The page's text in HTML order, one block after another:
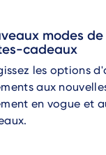
modes
cadeaux
les options
aux
en vogue et